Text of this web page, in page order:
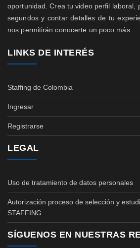
oportunidad. Crea tu video perfil laboral,
segundos y contar detalles de tu
nos permitirán conocerte un poco más.
LINKS DE INTERÉS
Staffing de Colombia
Ingresar
Registrarse
LEGAL
Uso de tratamiento de datos personales
Autorización proceso de selección y
STAFFING
SÍGUENOS EN NUESTRAS